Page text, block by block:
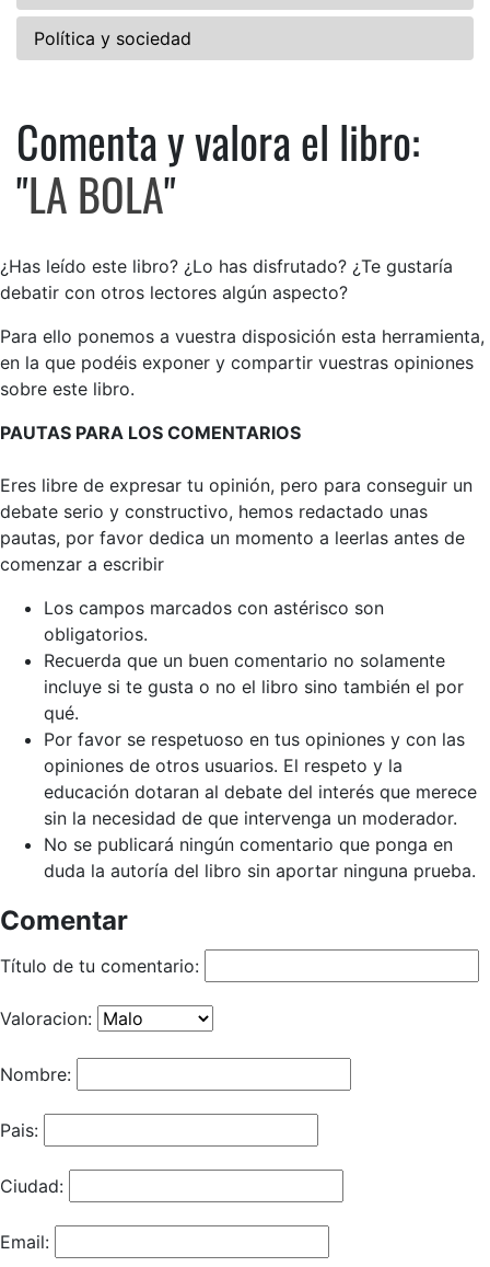
Política y sociedad
Comenta y valora el libro: LA
Comenta y valora el libro:
"LA BOLA"
¿Has leído este libro? ¿Lo has disfrutado? ¿Te gustaría
debatir con otros lectores algún aspecto?
Para ello ponemos a vuestra disposición esta herramienta,
en la que podéis exponer y compartir vuestras opiniones
sobre este libro.
PAUTAS PARA LOS COMENTARIOS
Eres libre de expresar tu opinión, pero para conseguir un
debate serio y constructivo, hemos redactado unas
pautas, por favor dedica un momento a leerlas antes de
comenzar a escribir
Los campos marcados con astérisco son
obligatorios.
Recuerda que un buen comentario no solamente
incluye si te gusta o no el libro sino también el por
qué.
Por favor se respetuoso en tus opiniones y con las
opiniones de otros usuarios. El respeto y la
educación dotaran al debate del interés que merece
sin la necesidad de que intervenga un moderador.
No se publicará ningún comentario que ponga en
duda la autoría del libro sin aportar ninguna prueba.
Comentar
Título de tu comentario:
Valoracion:
Nombre:
Pais:
Ciudad:
Email: